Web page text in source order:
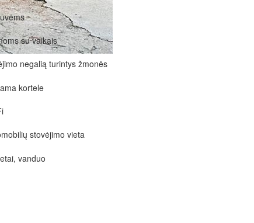
su vaikais
negalią turintys žmonės
kortele
stovėjimo vieta
vanduo